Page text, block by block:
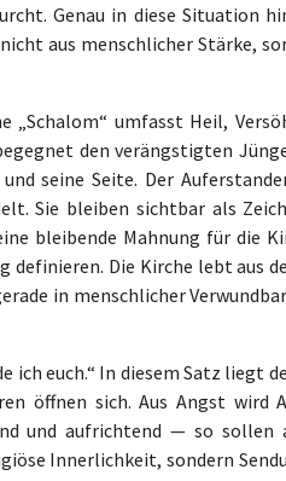
Genau in diese Situation
aus menschlicher Stärke,
„Schalom“ umfasst Heil,
den verängstigten
seine Seite. Der
Sie bleiben sichtbar als
bleibende Mahnung für die
Die Kirche lebt aus
in menschlicher
ich euch.“ In diesem Satz liegt
öffnen sich. Aus Angst wird
und aufrichtend — so sollen
Innerlichkeit, sondern